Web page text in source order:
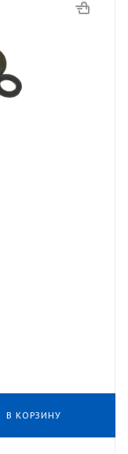
В КОРЗИНУ